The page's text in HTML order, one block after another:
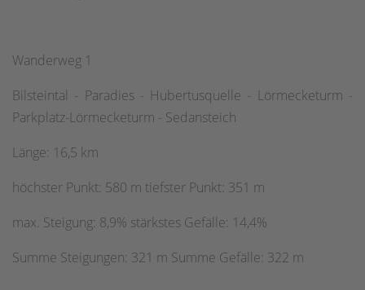
Wanderweg 1
Bilsteintal - Paradies - Hubertusquelle - Lörmecketurm -
Parkplatz-Lörmecketurm - Sedansteich
Länge: 16,5 km
höchster Punkt: 580 m tiefster Punkt: 351 m
max. Steigung: 8,9% stärkstes Gefälle: 14,4%
Summe Steigungen: 321 m Summe Gefälle: 322 m